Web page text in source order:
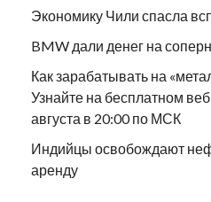
Экономику Чили спасла
BMW дали денег на
Как зарабатывать на
Узнайте на бесплатном
августа в 20:00 по МСК
Индийцы освобождают
аренду